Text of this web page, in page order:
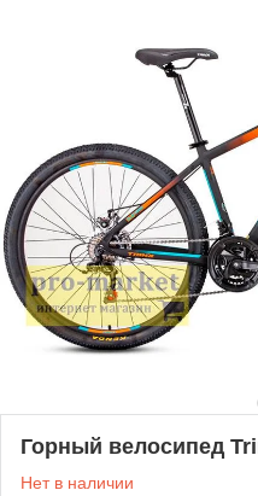
Горный велосипед
Нет в наличии